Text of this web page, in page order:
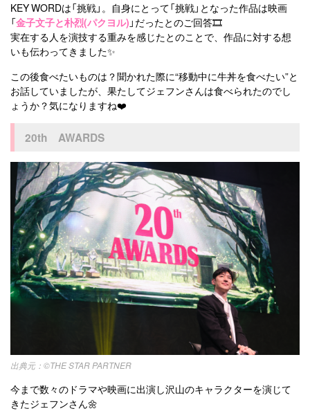
KEY WORDは「挑戦」。自身にとって「挑戦」となった作品は映画
「金子文子と朴烈(パクヨル) 」だったとのご回答🎞️
実在する人を演技する重みを感じたとのことで、作品に対する想
いも伝わってきました✨
この後食べたいものは？聞かれた際に“移動中に牛丼を食べたい”と
お話していましたが、果たしてジェフンさんは食べられたのでし
ょうか？気になりますね❤️
20th AWARDS
©THE STAR PARTNER
今まで数々のドラマや映画に出演し沢山のキャラクターを演じて
きたジェフンさん🌼